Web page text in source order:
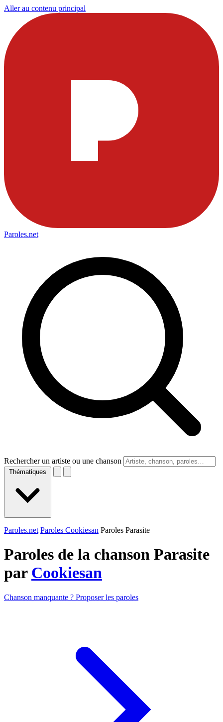
Aller au contenu principal
Paroles.net
Rechercher un artiste ou une chanson
Thématiques
Paroles.net Paroles Cookiesan Paroles Parasite
Paroles de la chanson Parasite
par Cookiesan
Chanson manquante ? Proposer les paroles